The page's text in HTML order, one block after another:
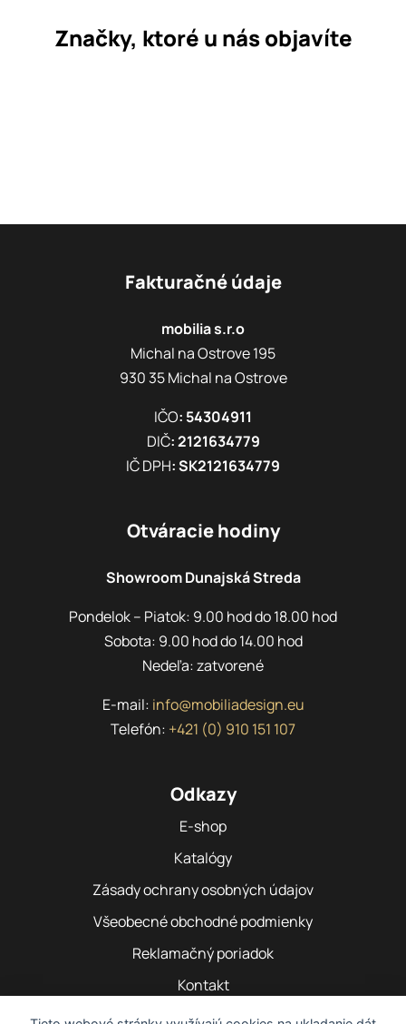
Značky, ktoré u nás objavíte
Fakturačné údaje
mobilia s.r.o
Michal na Ostrove 195
930 35 Michal na Ostrove
IČO: 54304911
DIČ: 2121634779
IČ DPH: SK2121634779
Otváracie hodiny
Showroom Dunajská Streda
Pondelok – Piatok: 9.00 hod do 18.00 hod
Sobota: 9.00 hod do 14.00 hod
Nedeľa: zatvorené
E-mail: info@mobiliadesign.eu
Telefón: +421 (0) 910 151 107
Odkazy
E-shop
Katalógy
Zásady ochrany osobných údajov
Všeobecné obchodné podmienky
Reklamačný poriadok
Kontakt